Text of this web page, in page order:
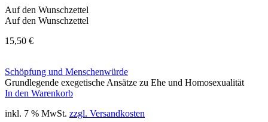
Auf den Wunschzettel
Auf den Wunschzettel
15,50 €
Schöpfung und Menschenwürde
Grundlegende exegetische Ansätze zu Ehe und Homosexualität
In den Warenkorb
inkl. 7 % MwSt. zzgl. Versandkosten